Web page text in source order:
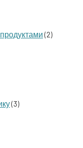
(2)
(3)